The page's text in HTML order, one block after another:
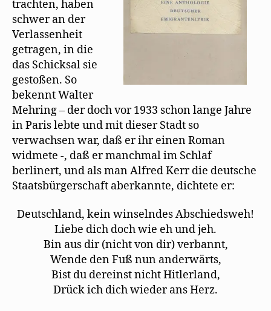
trachten, haben
schwer an der
Verlassenheit
getragen, in die
das Schicksal sie
gestoßen. So
bekennt Walter
Mehring – der doch vor 1933 schon lange Jahre
in Paris lebte und mit dieser Stadt so
verwachsen war, daß er ihr einen Roman
widmete -, daß er manchmal im Schlaf
berlinert, und als man Alfred Kerr die deutsche
Staatsbürgerschaft aberkannte, dichtete er:
Deutschland, kein winselndes Abschiedsweh!
Liebe dich doch wie eh und jeh.
Bin aus dir (nicht von dir) verbannt,
Wende den Fuß nun anderwärts,
Bist du dereinst nicht Hitlerland,
Drück ich dich wieder ans Herz.